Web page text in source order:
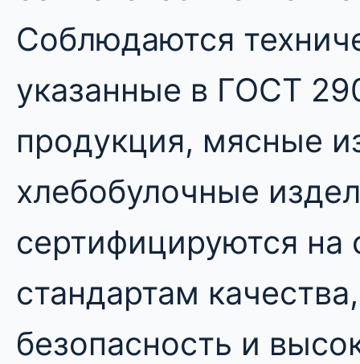
Соблюдаются
указанные в ГОСТ
продукция, мясные
хлебобулочные
сертифицируются на
стандартам
безопасность и